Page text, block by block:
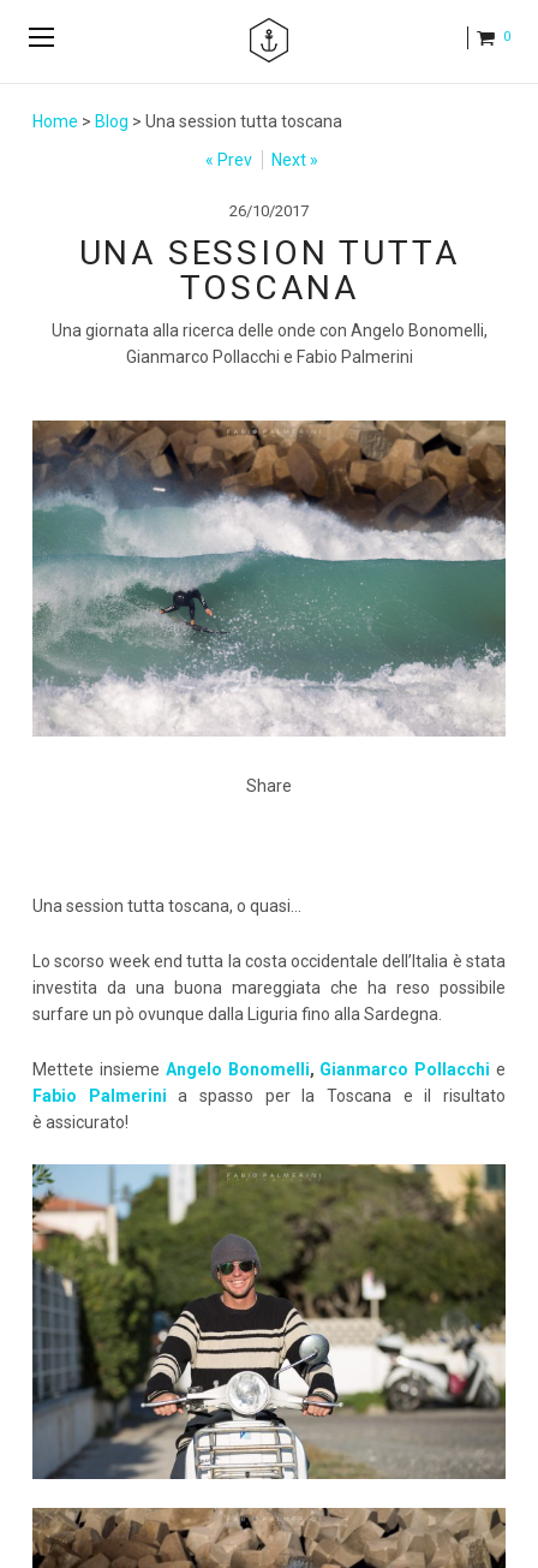
0
Home > Blog > Una session tutta toscana
« Prev
Next »
26/10/2017
UNA SESSION TUTTA
TOSCANA
Una giornata alla ricerca delle onde con Angelo Bonomelli,
Gianmarco Pollacchi e Fabio Palmerini
Share
Una session tutta toscana, o quasi…
Lo scorso week end tutta la costa occidentale dell’Italia è stata
investita da una buona mareggiata che ha reso possibile
surfare un pò ovunque dalla Liguria fino alla Sardegna.
Mettete insieme Angelo Bonomelli, Gianmarco Pollacchi e
Fabio Palmerini a spasso per la Toscana e il risultato
è assicurato!